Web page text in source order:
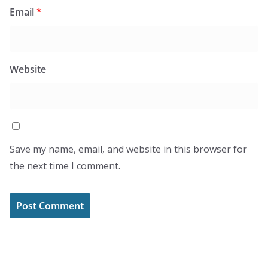
Email*
Website
Save my name, email, and website in this browser for
the next time I comment.